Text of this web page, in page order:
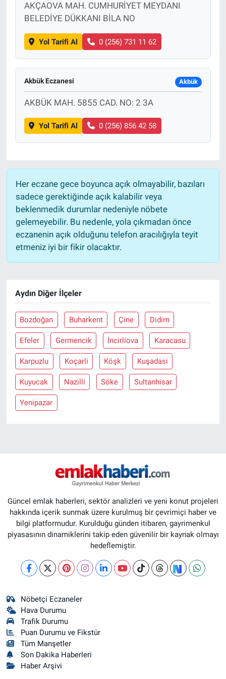
AKÇAOVA MAH. CUMHURİYET MEYDANI
BELEDİYE DÜKKANI BİLA NO
Yol Tarifi Al 0 (256) 731 11 62
Akbük Eczanesi Akbük
AKBÜK MAH. 5855 CAD. NO: 2 3A
Yol Tarifi Al 0 (256) 856 42 58
Her eczane gece boyunca açık olmayabilir, bazıları
sadece gerektiğinde açık kalabilir veya
beklenmedik durumlar nedeniyle nöbete
gelemeyebilir. Bu nedenle, yola çıkmadan önce
eczanenin açık olduğunu telefon aracılığıyla teyit
etmeniz iyi bir fikir olacaktır.
Aydın Diğer İlçeler
Bozdoğan Buharkent Çine Didim
Efeler Germencik İncirliova Karacasu
Karpuzlu Koçarli Köşk Kuşadasi
Kuyucak Nazilli Söke Sultanhisar
Yenipazar
Güncel emlak haberleri, sektör analizleri ve yeni konut projeleri
hakkında içerik sunmak üzere kurulmuş bir çevrimiçi haber ve
bilgi platformudur. Kurulduğu günden itibaren, gayrimenkul
piyasasının dinamiklerini takip eden güvenilir bir kaynak olmayı
hedeflemiştir.
Nöbetçi Eczaneler
Hava Durumu
Trafik Durumu
Puan Durumu ve Fikstür
Tüm Manşetler
Son Dakika Haberleri
Haber Arşivi